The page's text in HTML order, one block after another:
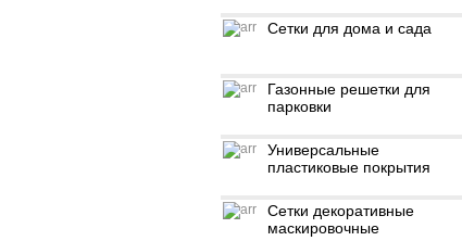
Сетки для дома и сада
Газонные решетки для
парковки
Универсальные
пластиковые покрытия
Сетки декоративные
маскировочные